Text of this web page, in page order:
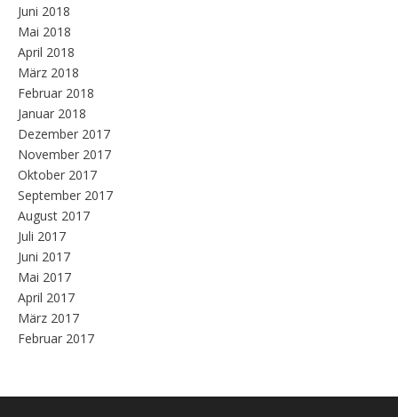
Juni 2018
Mai 2018
April 2018
März 2018
Februar 2018
Januar 2018
Dezember 2017
November 2017
Oktober 2017
September 2017
August 2017
Juli 2017
Juni 2017
Mai 2017
April 2017
März 2017
Februar 2017